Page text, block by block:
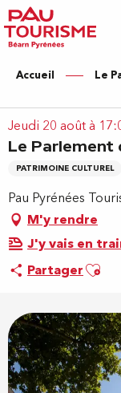
Aller
au
contenu
principal
Accueil Le
Jeudi 20 août à
Le Parlement
PATRIMOINE CULTUREL
Pau Pyrénées
M'y rendre
J'y vais en
Partager